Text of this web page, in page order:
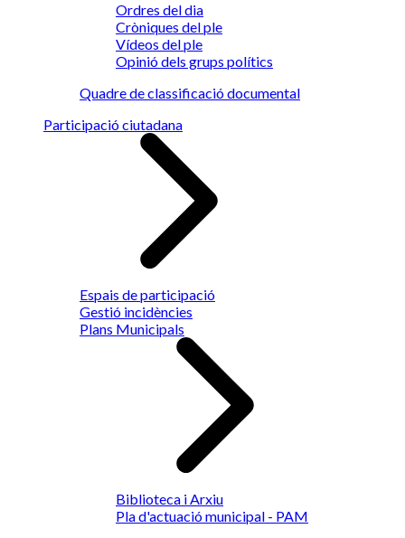
Ordres del dia
Cròniques del ple
Vídeos del ple
Opinió dels grups polítics
Quadre de classificació documental
Participació ciutadana
Espais de participació
Gestió incidències
Plans Municipals
Biblioteca i Arxiu
Pla d'actuació municipal - PAM